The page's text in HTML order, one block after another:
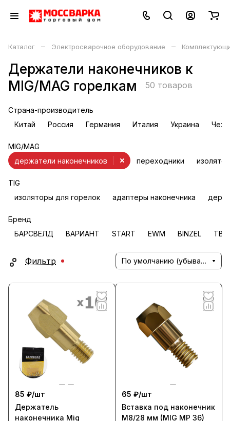
Каталог – Электросварочное оборудование –
Держатели наконечников к
MIG/MAG горелкам
50 товаров
Страна-производитель
Китай
Россия Германия Италия Украина
MIG/MAG
переходники
держатели наконечников
TIG
изоляторы для горелок
адаптеры наконечника
Бренд
БАРСВЕЛД
ВАРИАНТ START EWM BINZEL TBi
Фильтр По умолчанию (убывание)
85 ₽/шт
Держатель
наконечника Mig
65 ₽/шт
Вставка под наконечник
М8/28 мм (MIG MP 36)